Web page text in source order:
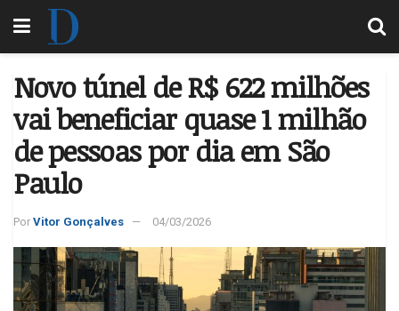
Novo túnel de R$ 622 milhões
vai beneficiar quase 1 milhão
de pessoas por dia em São
Paulo
Por Vitor Gonçalves 04/03/2026